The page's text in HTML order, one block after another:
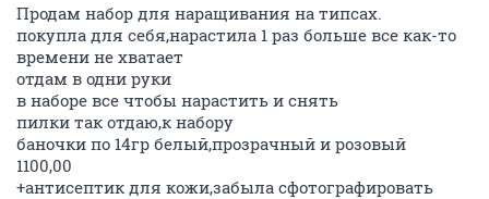
Продам набор для наращивания на типсах.
покупла для себя,нарастила 1 раз больше все как-то
времени не хватает
отдам в одни руки
в наборе все чтобы нарастить и снять
пилки так отдаю,к набору
баночки по 14гр белый,прозрачный и розовый
1100,00
+антисептик для кожи,забыла сфотографировать